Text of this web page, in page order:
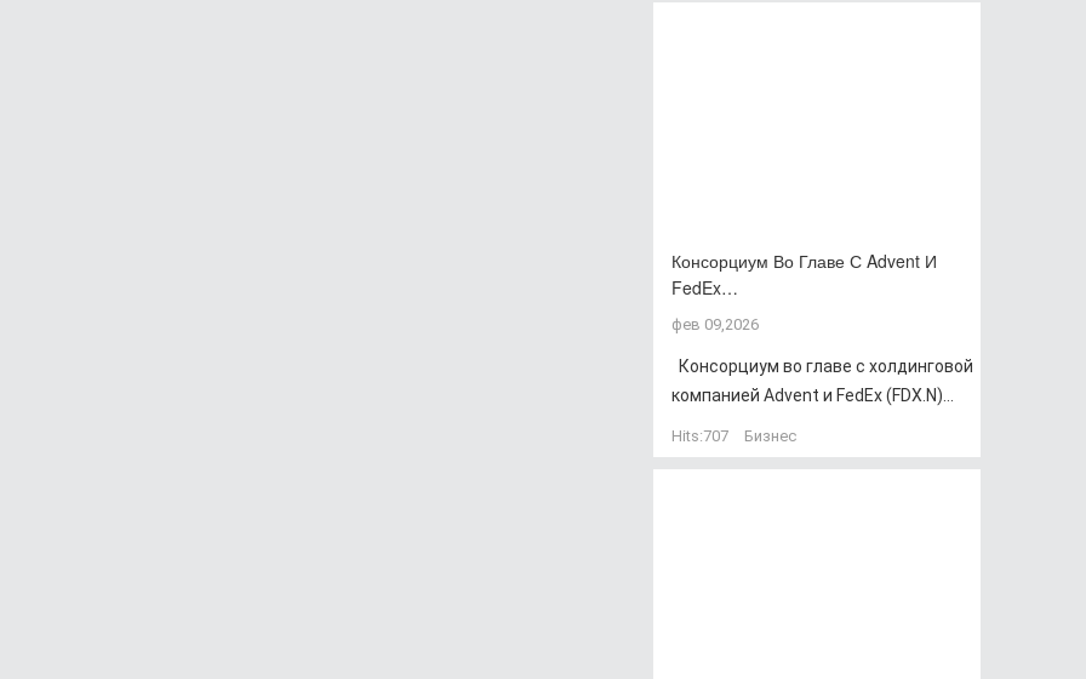
Консорциум Во Главе С Advent И
FedEx…
фев 09,2026
Консорциум во главе с холдинговой
компанией Advent и FedEx (FDX.N)...
Hits:707 Бизнес